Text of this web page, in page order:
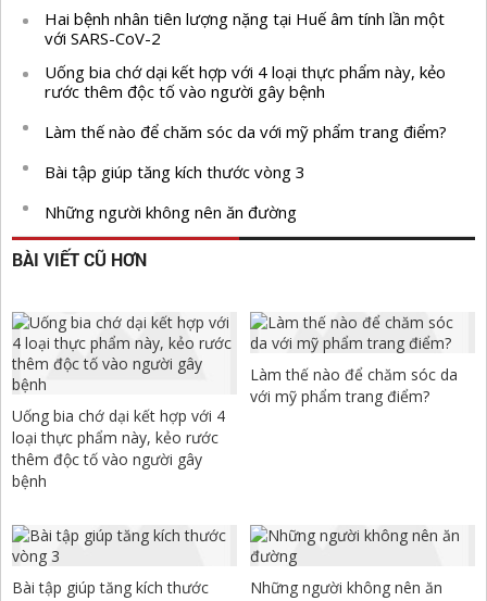
Hai bệnh nhân tiên lượng nặng tại Huế âm tính lần một
với SARS-CoV-2
Uống bia chớ dại kết hợp với 4 loại thực phẩm này, kẻo
rước thêm độc tố vào người gây bệnh
Làm thế nào để chăm sóc da với mỹ phẩm trang điểm?
Bài tập giúp tăng kích thước vòng 3
Những người không nên ăn đường
BÀI VIẾT CŨ HƠN
Uống bia chớ dại kết hợp với 4
loại thực phẩm này, kẻo rước
thêm độc tố vào người gây
bệnh
Làm thế nào để chăm sóc da
với mỹ phẩm trang điểm?
Bài tập giúp tăng kích thước
Những người không nên ăn